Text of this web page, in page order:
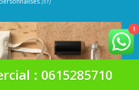
(51)
1
: 0615285710